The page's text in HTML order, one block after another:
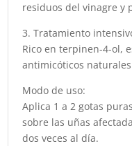
residuos del vinagre y
3. Tratamiento
Rico en terpinen-4-ol,
antimicóticos
Modo de uso:
Aplica 1 a 2 gotas
sobre las uñas
dos veces al día.